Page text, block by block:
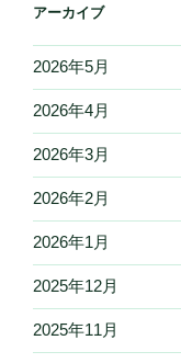
アーカイブ
2026年5月
2026年4月
2026年3月
2026年2月
2026年1月
2025年12月
2025年11月